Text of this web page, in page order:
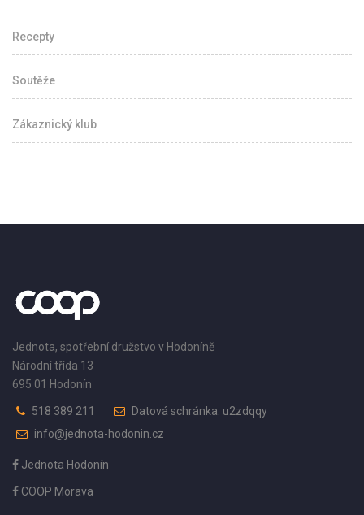
Recepty
Soutěže
Zákaznický klub
Jednota, spotřební družstvo v Hodoníně
Národní třída 13
695 01 Hodonín
518 389 211
Datová schránka: u2zdqqy
info@jednota-hodonin.cz
Jednota Hodonín
COOP Morava